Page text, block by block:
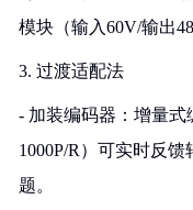
模块（输入60V/输出
3. 过渡适配法
- 加装编码器：增量式
1000P/R）可实时反
题。